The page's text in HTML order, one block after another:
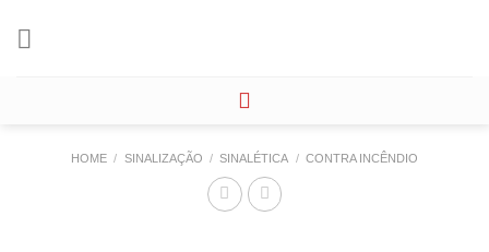
HOME / SINALIZAÇÃO / SINALÉTICA / CONTRA INCÊNDIO